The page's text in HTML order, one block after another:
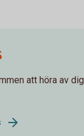
att höra av dig